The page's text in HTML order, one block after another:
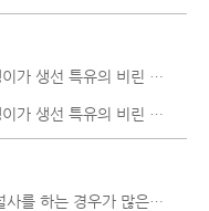
날 생선을 즐겨먹는 일본 사람들은 고추냉이가 생선 특유의 비린 냄..
날 생선을 즐겨먹는 일본 사람들은 고추냉이가 생선 특유의 비린 냄..
흔히 생선회를 먹은 다음 심하게 토하고 설사를 하는 경우가 많은데 ..